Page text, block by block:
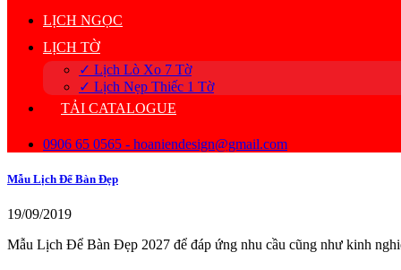
LỊCH NGỌC
LỊCH TỜ
✓ Lịch Lò Xo 7 Tờ
✓ Lịch Nẹp Thiếc 1 Tờ
TẢI CATALOGUE
0906 65 0565 - hoaniendesign@gmail.com
Mẫu Lịch Để Bàn Đẹp
19/09/2019
Mẫu Lịch Để Bàn Đẹp 2027 để đáp ứng nhu cầu cũng như kinh